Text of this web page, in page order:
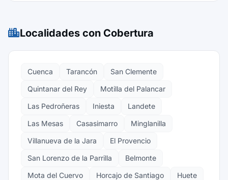
Localidades con Cobertura
Cuenca Tarancón
San Clemente
Quintanar del Rey
Motilla del Palancar
Las Pedroñeras
Iniesta
Landete
Las Mesas
Casasimarro
Minglanilla
Villanueva de la Jara
El Provencio
San Lorenzo de la Parrilla
Belmonte
Mota del Cuervo
Horcajo de Santiago
Huete